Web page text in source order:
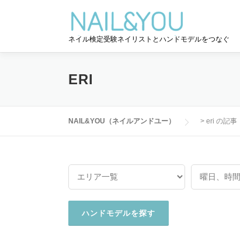
ネイル検定受験ネイリストとハンドモデルをつなぐ
ERI
NAIL&YOU（ネイルアンドユー） > eri の記事